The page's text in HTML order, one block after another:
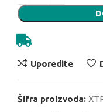
Uporedite
Šifra proizvoda: